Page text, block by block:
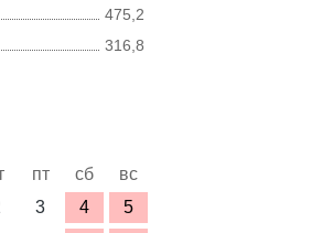
475,2
316,8
пт сб
вс
3 4
5